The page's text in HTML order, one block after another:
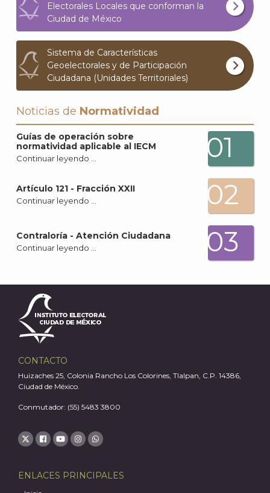
Electorales Locales que conforman la
Ciudad de México
Sistema de Características
Geoelectorales y de Participación
Ciudadana (Unidades Territoriales)
Noticias de Normatividad
Guías de operación sobre
normatividad aplicable al IECM
Continuar leyendo … 01
Artículo 121 - Fracción XXII
Continuar leyendo … 02
Contraloría - Atención Ciudadana
Continuar leyendo … 03
CONTACTO
Huizaches 25, Colonia Rancho Los Colorines, Tlalpan, C.P. 14386,
Ciudad de México.
Conmutador: (55) 5483 3800
ENLACES PRINCIPALES